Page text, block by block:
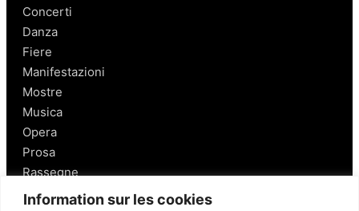
Information sur les cookies
Concerti
Danza
Fiere
Manifestazioni
Mostre
Musica
Opera
Prosa
Rassegne